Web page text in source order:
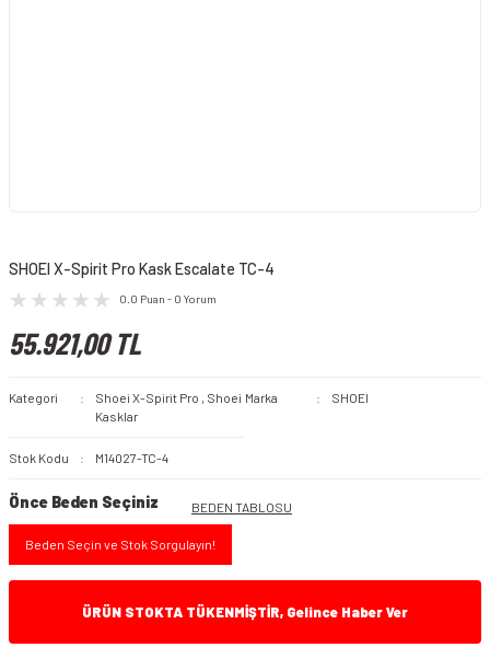
SHOEI X-Spirit Pro Kask Escalate TC-4
0.0 Puan - 0 Yorum
55.921,00 TL
Kategori Shoei X-Spirit Pro , Shoei
Kasklar
Marka SHOEI
Stok Kodu M14027-TC-4
Önce Beden Seçiniz BEDEN TABLOSU
Beden Seçin ve Stok Sorgulayın!
ÜRÜN STOKTA TÜKENMİŞTİR, Gelince Haber Ver